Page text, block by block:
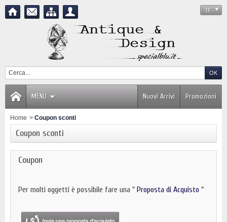
IT
MENU Promozioni
Nuovi Arrivi
Home > Coupon sconti
Coupon sconti
Coupon
Per molti oggetti è possibile fare una " Proposta di Acquisto "